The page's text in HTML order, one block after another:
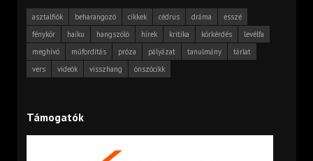
asztalfiók beharangozó cikkek cédrus dráma
esszé
fénykör
haiku hangszóló hírek kritika körkérdés
levélfa
meghívó
műfordítás próza pályázat tanulmány
tárlat
vers
videók visszhang önszócikk
Támogatók